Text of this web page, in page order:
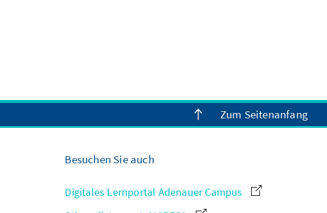
Zum Seitenanfang
Besuchen Sie auch
Digitales Lernportal Adenauer Campus